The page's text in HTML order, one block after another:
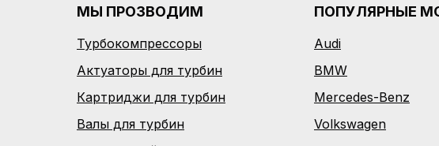
МЫ ПРОЗВОДИМ
Турбокомпрессоры
Актуаторы для турбин
Картриджи для турбин
Валы для турбин
ПОПУЛЯРНЫЕ
Audi
BMW
Mercedes-Benz
Volkswagen